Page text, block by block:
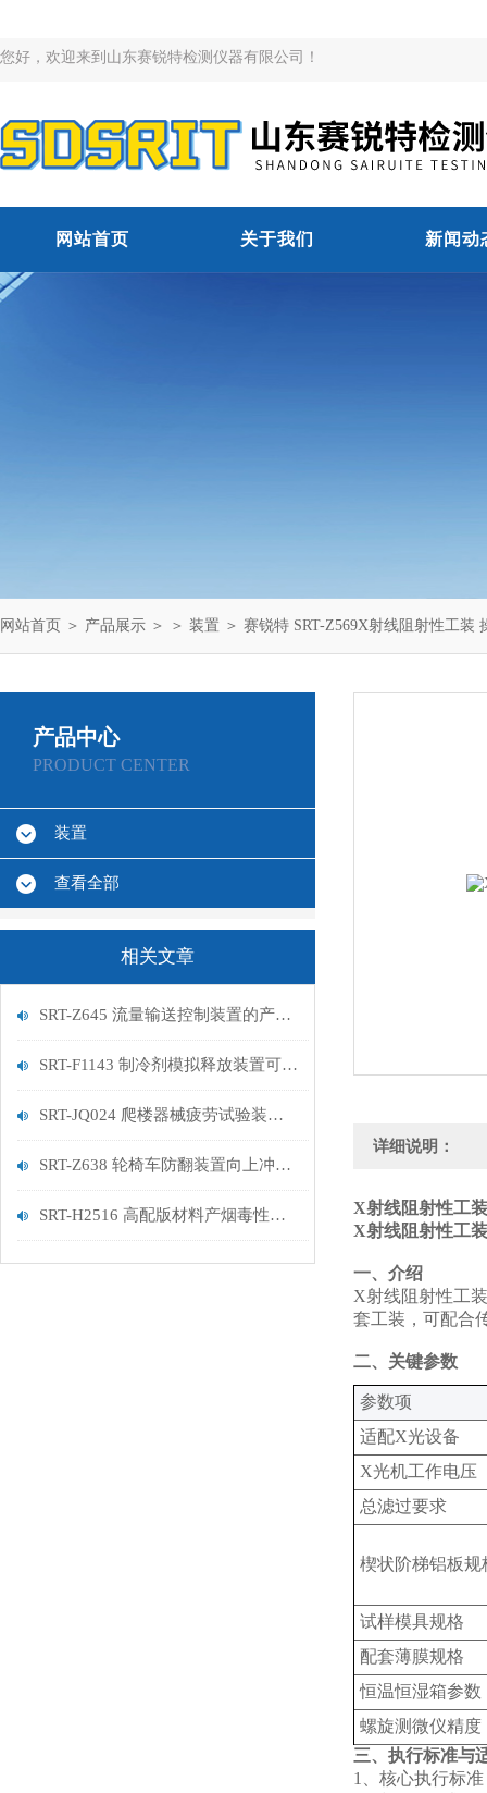
您好，欢迎来到山东赛锐特检测仪器有限公司！
网站首页 关于我们 新闻动
网站首页 ＞ 产品展示 ＞ ＞ 装置 ＞ 赛锐特 SRT-Z569X射线阻射性工装
产品中心
PRODUCT CENTER
装置
查看全部
相关文章
SRT-Z645 流量输送控制装置的产品说明
SRT-F1143 制冷剂模拟释放装置可以用在哪些方面
SRT-JQ024 爬楼器械疲劳试验装置的简单介绍
SRT-Z638 轮椅车防翻装置向上冲击测试试验机的应用有哪些 参数稳定
SRT-H2516 高配版材料产烟毒性试验装置（鼠笼法）介绍 参数稳定
详细说明：
X射线阻射性工
X射线阻射性工
‌一、介绍
X射线阻射性工
套工装，可配合
‌二、关键参数
‌参数项‌
适配X光设备
X光机工作电压
总滤过要求
楔状阶梯铝板规
试样模具规格
配套薄膜规格
恒温恒湿箱参数
螺旋测微仪精度
三、执行标准与
1、核心执行标